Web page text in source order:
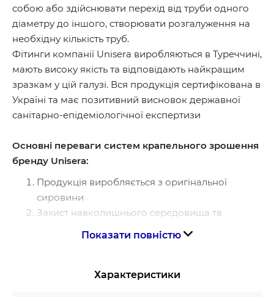
собою або здійснювати перехід від труби одного
діаметру до іншого, створювати розгалуження на
необхідну кількість труб.
Фітинги компанії Unisera виробляються в Туреччині,
мають високу якість та відповідають найкращим
зразкам у цій галузі. Вся продукція сертифікована в
Україні та має позитивний висновок державної
санітарно-епідеміологічної експертизи
Основні переваги систем крапельного зрошення
бренду Unisera:
Продукція виробляється з оригінальної
сировини
Захист навколишнього середовища та
здоров'я людей є нашою першочерговою
На продукцію Unisera надається гарантія 10
Показати повністю
Характеристики